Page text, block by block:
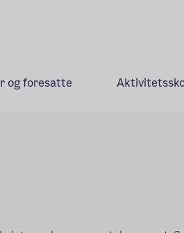
og foresatte